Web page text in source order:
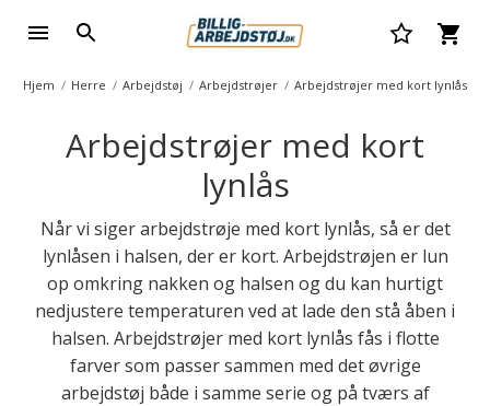
Hjem Herre Arbejdstøj Arbejdstrøjer Arbejdstrøjer med kort lynlås
Arbejdstrøjer med kort
lynlås
Når vi siger arbejdstrøje med kort lynlås, så er det
lynlåsen i halsen, der er kort. Arbejdstrøjen er lun
op omkring nakken og halsen og du kan hurtigt
nedjustere temperaturen ved at lade den stå åben i
halsen. Arbejdstrøjer med kort lynlås fås i flotte
farver som passer sammen med det øvrige
arbejdstøj både i samme serie og på tværs af